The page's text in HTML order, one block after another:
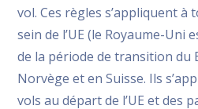
vol. Ces règles s’appliquent à
sein de l’UE (le Royaume-Uni
de la période de transition du
Norvège et en Suisse. Ils
vols au départ de l’UE et des